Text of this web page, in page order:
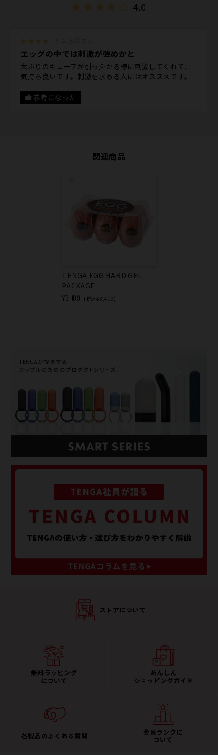
4.0
エッグの中では刺激が強めかと
大ぶりのキューブが引っ掛かる様に刺激してくれて、
気持ち良いです。刺激を求める人にはオススメです。
参考になった
関連商品
TENGA EGG HARD GEL
PACKAGE
¥3,109 (税込¥3,419)
ストアについて
無料ラッピング
について
あんしん
ショッピングガイド
各製品のよくある質問
会員ランクに
ついて